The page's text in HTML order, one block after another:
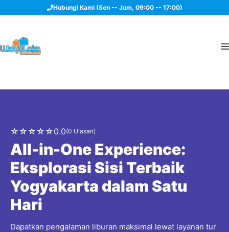
ke
Hubungi Kami (Sen -- Jum, 09:00 -- 17:00)
☆ ☆ ☆ ☆ ☆0.0(0 Ulasan)
All-in-One Experience:
Eksplorasi Sisi Terbaik
Yogyakarta dalam Satu
Hari
Dapatkan pengalaman liburan maksimal lewat layanan tur